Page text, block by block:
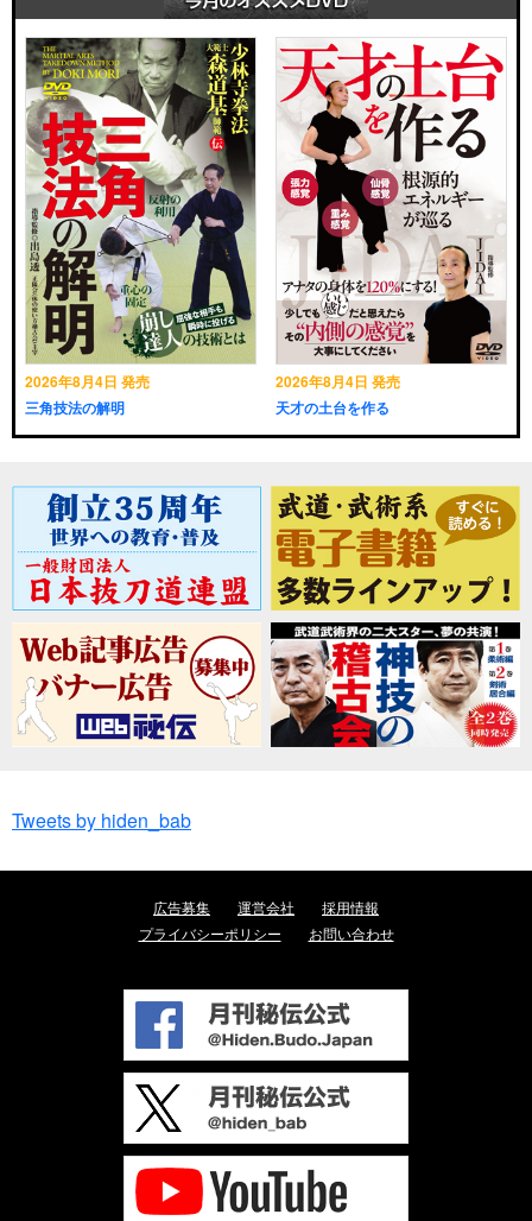
2026年8月4日 発売
三角技法の解明
2026年8月4日 発売
天才の土台を作る
Tweets by hiden_bab
広告募集 運営会社
採用情報
プライバシーポリシー
お問い合わせ